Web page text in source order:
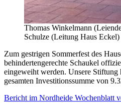
Thomas Winkelmann
Schulze (Leitung Haus Eckel)
Zum gestrigen Sommerfest des
behindertengerechte Schaukel
eingeweiht werden. Unsere
gesamten Investitionssumme von
Bericht im Nordheide Wochenblatt